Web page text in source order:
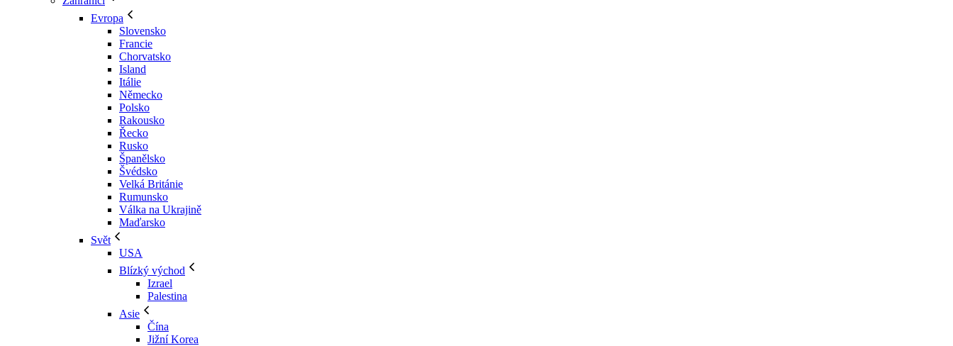
Evropa
Slovensko
Francie
Chorvatsko
Island
Itálie
Německo
Polsko
Rakousko
Řecko
Rusko
Španělsko
Švédsko
Velká Británie
Rumunsko
Válka na Ukrajině
Maďarsko
Svět
USA
Blízký východ
Izrael
Palestina
Asie
Čína
Jižní Korea